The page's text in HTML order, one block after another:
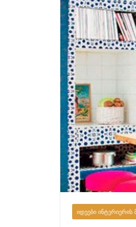
ᲘᲓᲔᲔᲑᲘ ᲘᲜᲢᲔᲠᲘᲔᲠᲘᲡ